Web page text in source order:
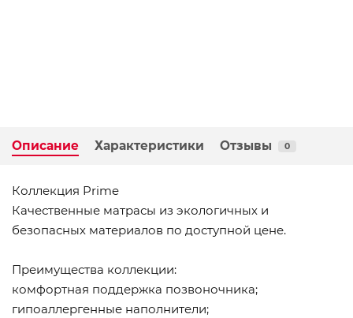
Описание Характеристики Отзывы 0
Коллекция Prime
Качественные матрасы из экологичных и
безопасных материалов по доступной цене.
Преимущества коллекции:
комфортная поддержка позвоночника;
гипоаллергенные наполнители;